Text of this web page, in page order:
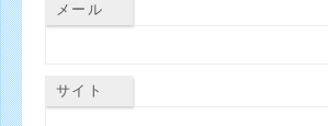
メール
サイト